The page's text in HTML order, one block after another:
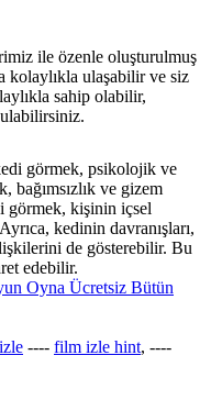
ile özenle oluşturulmuş
kolaylıkla ulaşabilir ve siz
sahip olabilir,
görmek​, psikolojik ve
bağımsızlık ve gizem
görmek, kişinin içsel
kedinin davranışları,
de gösterebilir. Bu
edebilir.
Oyna Ücretsiz Bütün
---- film izle hint, ----